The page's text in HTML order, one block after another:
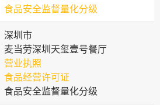
食品安全监督量化分级
深圳市
麦当劳深圳天玺壹号餐厅
营业执照
食品经营许可证
食品安全监督量化分级